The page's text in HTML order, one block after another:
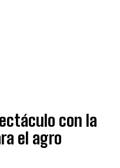
con la
el agro